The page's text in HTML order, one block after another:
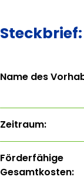
Steckbrief:
Name des
Zeitraum:
Förderfähige
Gesamtkosten: